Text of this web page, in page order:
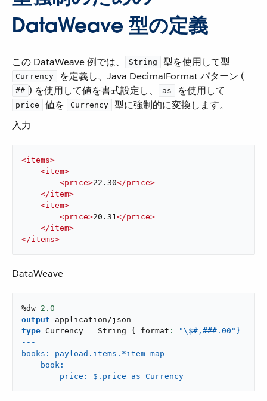
DataWeave 型の定義
この DataWeave 例では、​ String ​ 型を使用して型 ​
Currency ​ を定義し、Java DecimalFormat パターン (​
## ​) を使用して値を書式設定し、​ as ​ を使用して ​
price ​ 値を ​ Currency
​ 型に強制的に変換します。
入力
<items>
<item>
<price>22.30</price>
</item>
<item>
<price>20.31</price>
</item>
</items>
DataWeave
%dw 2.0
output
application/json
type Currency = String { format : "\$#,###.00"}
---
books: payload.items.*item map
    book:
        price: $.price as Currency